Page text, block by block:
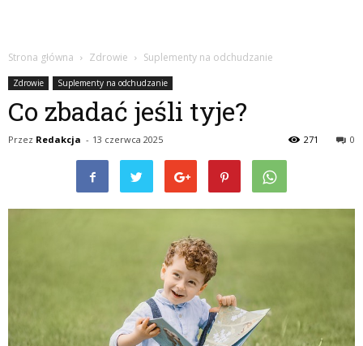
Strona główna Zdrowie Suplementy na odchudzanie
Zdrowie Suplementy na odchudzanie
Co zbadać jeśli tyje?
Przez Redakcja - 13 czerwca 2025 0
271